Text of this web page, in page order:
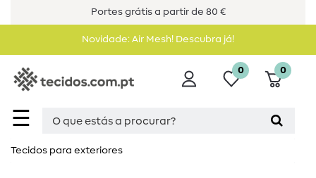
Portes grátis a partir de 80 €
Novidade: Air Mesh! Descubra já!
☰
0 0
Tecidos para exteriores